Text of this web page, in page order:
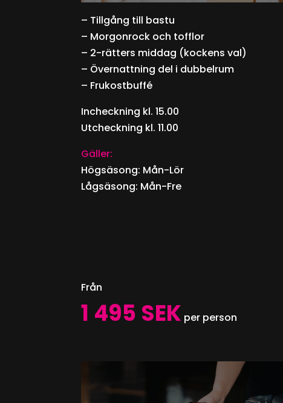
– Tillgång till bastu
– Morgonrock och tofflor
– 2-rätters middag (kockens val)
– Övernattning del i dubbelrum
– Frukostbuffé
Incheckning kl. 15.00
Utcheckning kl. 11.00
Gäller:
Högsäsong: Mån-Lör
Lågsäsong: Mån-Fre
Från
1 495 SEK per person